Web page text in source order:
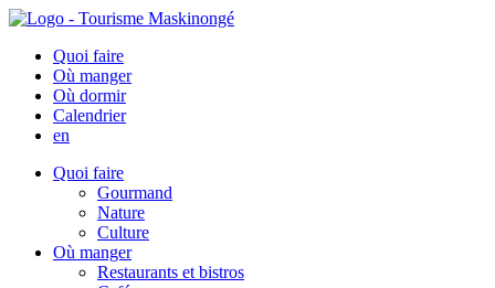
Quoi faire
Où manger
Où dormir
Calendrier
en
Quoi faire
Gourmand
Nature
Culture
Où manger
Restaurants et bistros